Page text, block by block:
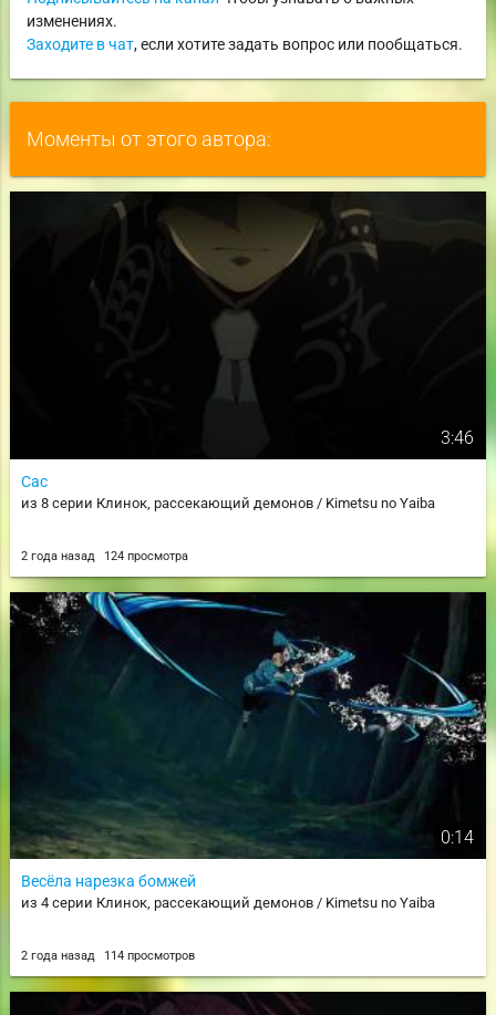
изменениях.
Заходите в чат, если хотите задать вопрос или пообщаться.
Моменты от этого автора:
3:46
Сас
из 8 серии Клинок, рассекающий демонов / Kimetsu no Yaiba
2 года назад 124 просмотра
0:14
Весёла нарезка бомжей
из 4 серии Клинок, рассекающий демонов / Kimetsu no Yaiba
2 года назад 114 просмотров